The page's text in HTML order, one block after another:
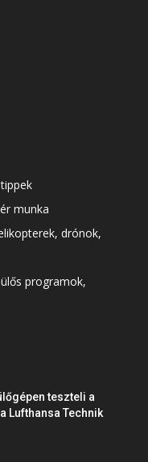
munka
drónok,
programok,
teszteli a
Lufthansa Technik